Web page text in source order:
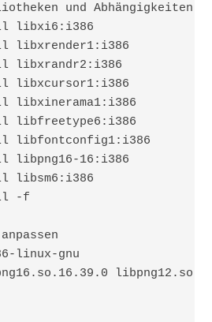
und
libxi6:i386
libxrender1:i386
libxrandr2:i386
libxcursor1:i386
libxinerama1:i386
libfreetype6:i386
libfontconfig1:i386
libpng16-16:i386
libsm6:i386
-f
linux-gnu
libpng12.so.0